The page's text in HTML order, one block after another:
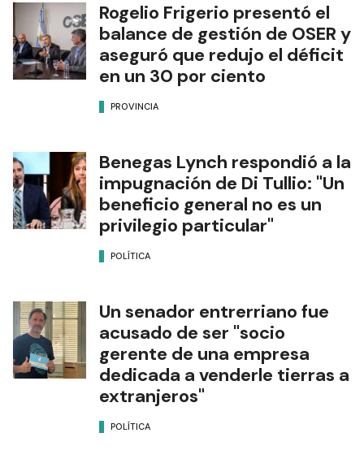
Rogelio Frigerio presentó el
balance de gestión de OSER y
aseguró que redujo el déficit
en un 30 por ciento
PROVINCIA
Benegas Lynch respondió a la
impugnación de Di Tullio: "Un
beneficio general no es un
privilegio particular"
POLÍTICA
Un senador entrerriano fue
acusado de ser "socio
gerente de una empresa
dedicada a venderle tierras a
extranjeros"
POLÍTICA